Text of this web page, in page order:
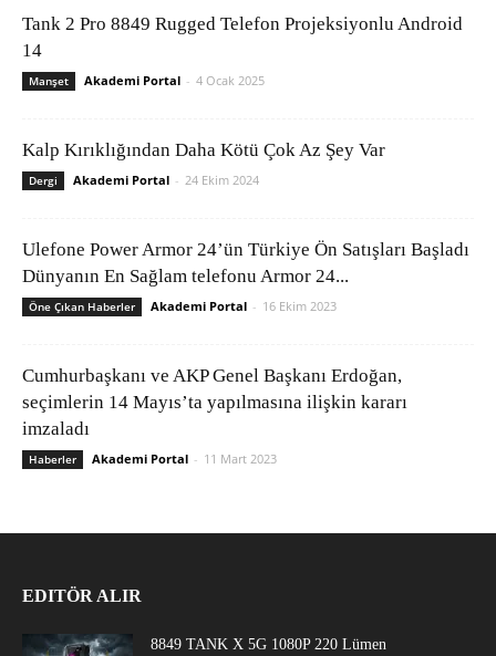
Tank 2 Pro 8849 Rugged Telefon Projeksiyonlu Android
14
Manşet Akademi Portal - 4 Ocak 2025
Kalp Kırıklığından Daha Kötü Çok Az Şey Var
Dergi Akademi Portal - 24 Ekim 2024
Ulefone Power Armor 24’ün Türkiye Ön Satışları Başladı
Dünyanın En Sağlam telefonu Armor 24...
Öne Çıkan Haberler Akademi Portal - 16 Ekim 2023
Cumhurbaşkanı ve AKP Genel Başkanı Erdoğan,
seçimlerin 14 Mayıs’ta yapılmasına ilişkin kararı
imzaladı
Haberler Akademi Portal - 11 Mart 2023
EDITÖR ALIR
8849 TANK X 5G 1080P 220 Lümen